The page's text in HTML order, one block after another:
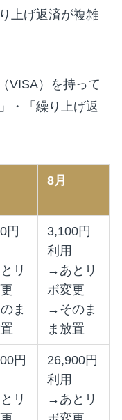
上げ返済が複雑
VISA）を持って
・「繰り上げ返
8月
円
リ
ま
3,100円
利用
→あとリ
ボ変更
→そのま
ま放置
円
リ
26,900円
利用
→あとリ